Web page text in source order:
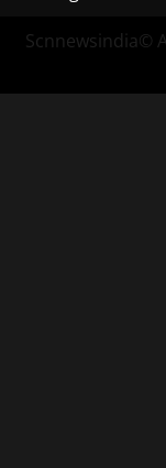
Scnnewsindia©